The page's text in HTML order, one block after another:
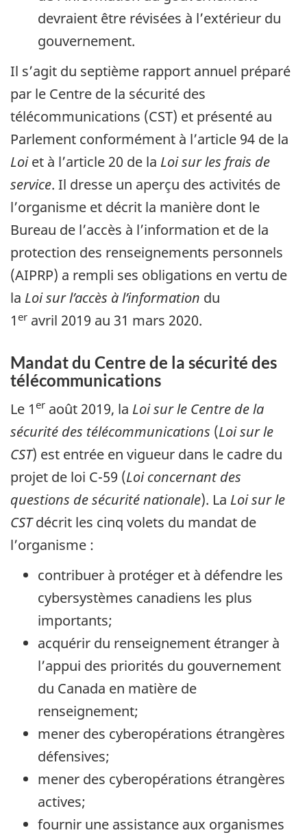
devraient être révisées à l’extérieur du
gouvernement.
Il s’agit du septième rapport annuel préparé
par le Centre de la sécurité des
télécommunications (CST) et présenté au
Parlement conformément à l’article 94 de la
Loiet à l’article 20 de la Loi sur les frais de
service. Il dresse un aperçu des activités de
l’organisme et décrit la manière dont le
Bureau de l’accès à l’information et de la
protection des renseignements personnels
(AIPRP) a rempli ses obligations en vertu de
la Loi sur l’accès à l’information du
1 er avril 2019 au 31 mars 2020.
Mandat du Centre de la sécurité des
télécommunications
Le 1 er août 2019, la Loi sur le Centre de la
sécurité des télécommunications (Loi sur le
CST) est entrée en vigueur dans le cadre du
projet de loi C-59 (Loi concernant des
questions de sécurité nationale). La Loi sur le
CSTdécrit les cinq volets du mandat de
l’organisme :
contribuer à protéger et à défendre les
cybersystèmes canadiens les plus
importants;
acquérir du renseignement étranger à
l’appui des priorités du gouvernement
du Canada en matière de
renseignement;
mener des cyberopérations étrangères
défensives;
mener des cyberopérations étrangères
actives;
fournir une assistance aux organismes